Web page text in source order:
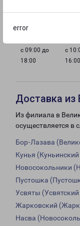
error
с 09:00 до
18:00
с
16:00
Доставка из
Из филиала в
осуществляется в
Бор-Лазава
Кунья
Новосокольники
Пустошка
Усвяты (Усвятский
Жарковский
Насва